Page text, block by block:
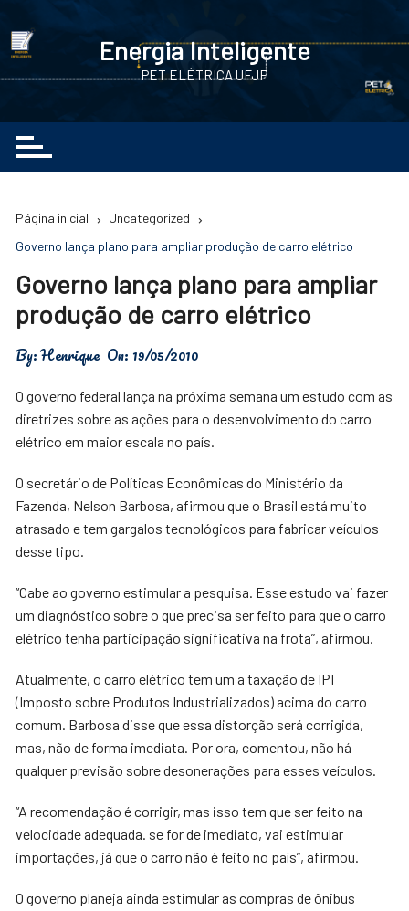
para
conteúdo
Energia Inteligente
PET ELÉTRICA UFJF
Página inicial
Uncategorized
Governo lança plano para ampliar produção de carro elétrico
Governo lança plano para ampliar
produção de carro elétrico
By:Henrique On: 19/05/2010
O governo federal lança na próxima semana um estudo com as
diretrizes sobre as ações para o desenvolvimento do carro
elétrico em maior escala no país.
O secretário de Políticas Econômicas do Ministério da
Fazenda, Nelson Barbosa, afirmou que o Brasil está muito
atrasado e tem gargalos tecnológicos para fabricar veículos
desse tipo.
“Cabe ao governo estimular a pesquisa. Esse estudo vai fazer
um diagnóstico sobre o que precisa ser feito para que o carro
elétrico tenha participação significativa na frota”, afirmou.
Atualmente, o carro elétrico tem um a taxação de IPI
(Imposto sobre Produtos Industrializados) acima do carro
comum. Barbosa disse que essa distorção será corrigida,
mas, não de forma imediata. Por ora, comentou, não há
qualquer previsão sobre desonerações para esses veículos.
“A recomendação é corrigir, mas isso tem que ser feito na
velocidade adequada. se for de imediato, vai estimular
importações, já que o carro não é feito no país”, afirmou.
O governo planeja ainda estimular as compras de ônibus